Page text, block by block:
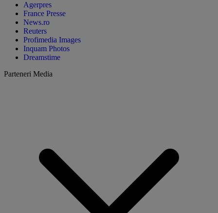
Agerpres
France Presse
News.ro
Reuters
Profimedia Images
Inquam Photos
Dreamstime
Parteneri Media